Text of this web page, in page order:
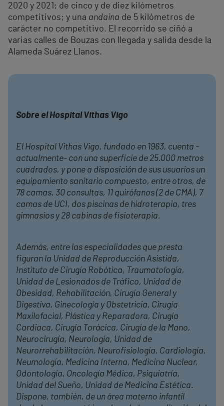
2020 y 2021; de cinco y de diez kilómetros
competitivos; y una andaina de 5 kilómetros de
carácter no competitivo. El recorrido se ciñó a
varias calles de Bouzas con llegada y salida desde la
Alameda Suárez Llanos.
Sobre el Hospital Vithas Vigo
El Hospital Vithas Vigo, fundado en 1963, cuenta -
actualmente- con una superficie de 25.000 metros
cuadrados, y pone a disposición de sus usuarios un
equipamiento sanitario compuesto, entre otros, de
78 camas, 30 consultas, 11 quirófanos (2 de CMA), 7
camas de UCI, dos piscinas de hidroterapia, tres
gimnasios y 28 cabinas de fisioterapia.
Además, entre las especialidades que presta
figuran la Unidad de Reproducción Asistida,
Instituto de Cirugía Robótica, Traumatología,
Unidad de Lesionados de Tráfico, Unidad de
Obesidad, Rehabilitación, Cirugía General y
Digestiva, Ginecología y Obstetricia, Cirugía
Maxilofacial, Plástica y Reparadora, Cirugía
Cardiaca, Cirugía Torácica, Cirugía de la Mano,
Neurocirugía, Neurología, Unidad de
Neurorrehabilitación, Neurofisiología, Cardiología,
Neumología, Medicina Interna, Medicina Nuclear,
Odontología, Oncología Médica, Psiquiatría,
Unidad del Sueño, Unidad de Medicina Estética.
Dispone, también, de un área materno infantil